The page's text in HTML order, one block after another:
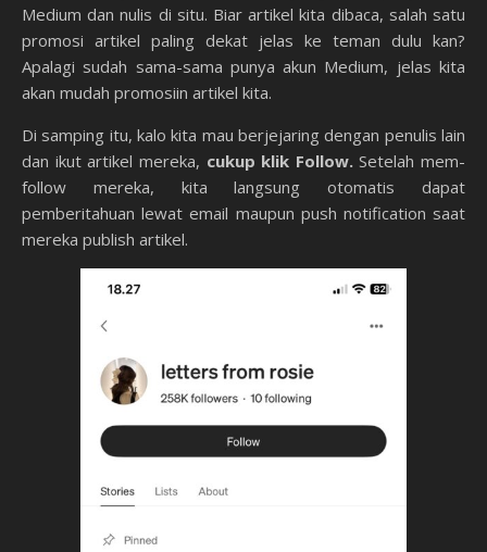
Medium dan nulis di situ. Biar artikel kita dibaca, salah satu
promosi artikel paling dekat jelas ke teman dulu kan?
Apalagi sudah sama-sama punya akun Medium, jelas kita
akan mudah promosiin artikel kita.
Di samping itu, kalo kita mau berjejaring dengan penulis lain
dan ikut artikel mereka, cukup klik Follow.Setelah mem-
follow mereka, kita langsung otomatis dapat
pemberitahuan lewat email maupun push notification saat
mereka publish artikel.